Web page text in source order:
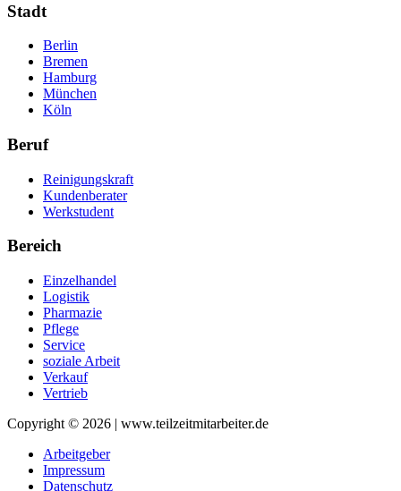
Stadt
Berlin
Bremen
Hamburg
München
Köln
Beruf
Reinigungskraft
Kundenberater
Werkstudent
Bereich
Einzelhandel
Logistik
Pharmazie
Pflege
Service
soziale Arbeit
Verkauf
Vertrieb
Copyright © 2026 | www.teilzeitmitarbeiter.de
Arbeitgeber
Impressum
Datenschutz